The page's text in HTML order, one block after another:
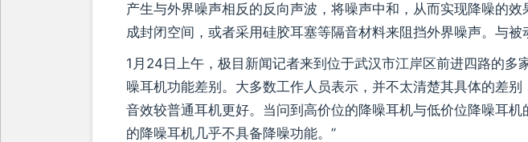
产生与外界噪声相反的反向声波，将噪声中和，从而实现降噪的
成封闭空间，或者采用硅胶耳塞等隔音材料来阻挡外界噪声。与被
1月24日上午，极目新闻记者来到位于武汉市江岸区前进四路的多
噪耳机功能差别。大多数工作人员表示，并不太清楚其具体的差别
音效较普通耳机更好。当问到高价位的降噪耳机与低价位降噪耳
的降噪耳机几乎不具备降噪功能。”